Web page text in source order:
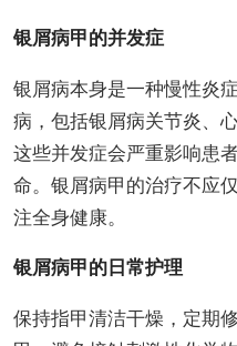
银屑病甲的并发症
银屑病本身是一种慢性炎
病，包括银屑病关节炎、
这些并发症会严重影响患
命。银屑病甲的治疗不应
注全身健康。
银屑病甲的日常护理
保持指甲清洁干燥，定期